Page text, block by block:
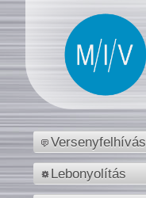
Versenyfelhívás
Lebonyolítás